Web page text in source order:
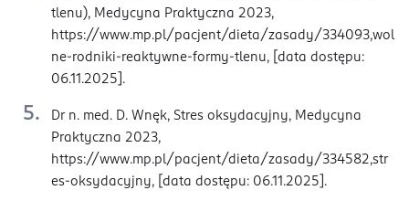
tlenu), Medycyna Praktyczna 2023,
https://www.mp.pl/pacjent/dieta/zasady/334093,wol
ne-rodniki-reaktywne-formy-tlenu, [data dostępu:
06.11.2025].
Dr n. med. D. Wnęk, Stres oksydacyjny, Medycyna
Praktyczna 2023,
https://www.mp.pl/pacjent/dieta/zasady/334582,str
es-oksydacyjny, [data dostępu: 06.11.2025].